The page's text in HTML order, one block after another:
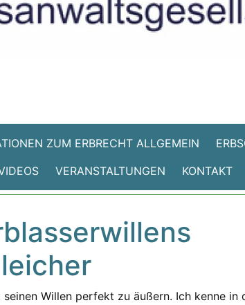
ZUM ERBRECHT ALLGEMEIN
VERANSTALTUNGEN KONTAKT
Willen perfekt zu äußern. Ich kenne in